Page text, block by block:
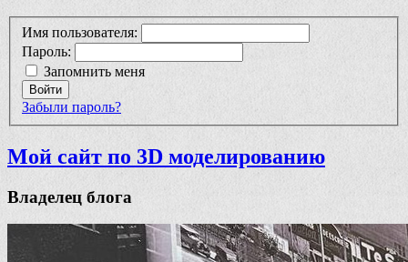
Имя пользователя:
Пароль:
Запомнить меня
Войти
Забыли пароль?
Мой сайт по 3D моделированию
Владелец блога